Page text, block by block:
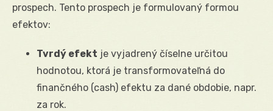
prospech. Tento prospech je formulovaný formou
efektov:
Tvrdý efekt je vyjadrený číselne určitou
hodnotou, ktorá je transformovateľná do
finančného (cash) efektu za dané obdobie, napr.
za rok.